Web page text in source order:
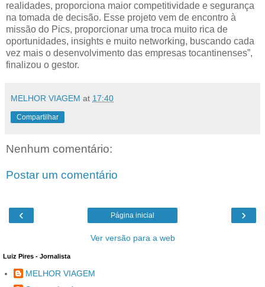
realidades, proporciona maior competitividade e segurança
na tomada de decisão. Esse projeto vem de encontro à
missão do Pics, proporcionar uma troca muito rica de
oportunidades, insights e muito networking, buscando cada
vez mais o desenvolvimento das empresas tocantinenses”,
finalizou o gestor.
MELHOR VIAGEM at 17:40
Compartilhar
Nenhum comentário:
Postar um comentário
‹ ›
Página inicial
Ver versão para a web
Luiz Pires - Jornalista
MELHOR VIAGEM